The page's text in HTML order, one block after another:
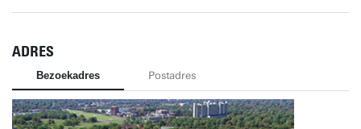
ADRES
Bezoekadres Postadres